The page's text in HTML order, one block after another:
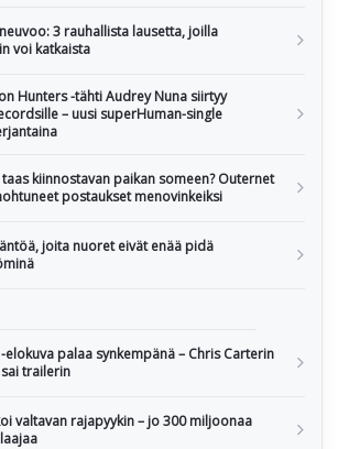
3 rauhallista lausetta, joilla
voi katkaista
Hunters -tähti Audrey Nuna siirtyy
– uusi superHuman-single
kiinnostavan paikan someen? Outernet
postaukset menovinkeiksi
joita nuoret eivät enää pidä
-elokuva palaa synkempänä – Chris Carterin
trailerin
valtavan rajapyykin – jo 300 miljoonaa